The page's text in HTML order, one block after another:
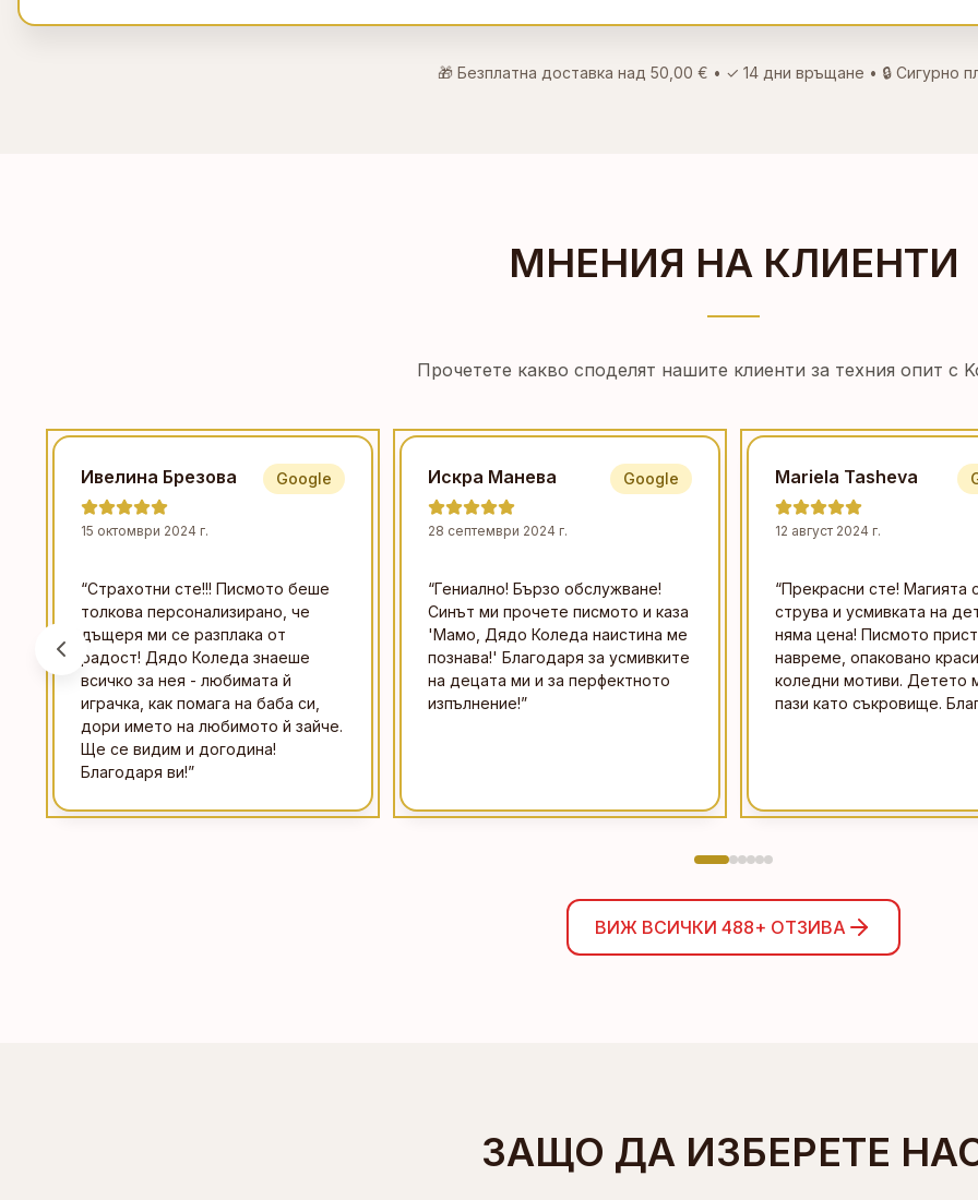
🎁 Безплатна доставка над 50,00 € • ✓ 14 дни връщане • 🔒 Сигурно
МНЕНИЯ НА КЛИЕНТИ
Прочетете какво споделят нашите клиенти за техния опит с
Ивелина Брезова
15 октомври 2024 г.
Google
“Страхотни сте!!! Писмото беше
толкова персонализирано, че
дъщеря ми се разплака от
радост! Дядо Коледа знаеше
всичко за нея - любимата й
играчка, как помага на баба си,
дори името на любимото й зайче.
Ще се видим и догодина!
Благодаря ви!”
Искра Манева
28 септември 2024 г.
Google
“Гениално! Бързо обслужване!
Синът ми прочете писмото и каза
'Мамо, Дядо Коледа наистина ме
познава!' Благодаря за усмивките
на децата ми и за перфектното
изпълнение!”
Mariela Tasheva
12 август 2024 г.
“Прекрасни сте! Магията
струва и усмивката на
няма цена! Писмото
навреме, опаковано
коледни мотиви. Детето
пази като съкровище.
ВИЖ ВСИЧКИ 488+ ОТЗИВА
ЗАЩО ДА ИЗБЕРЕТЕ